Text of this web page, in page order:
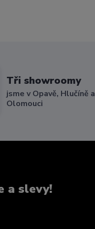
Tři showroomy
jsme v Opavě, Hlučíně a
Olomouci
a slevy!